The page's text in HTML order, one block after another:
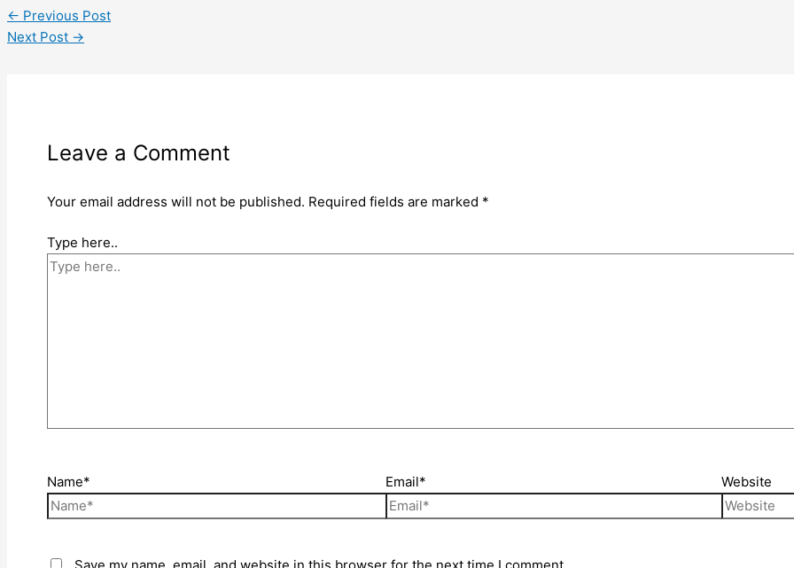
← Previous Post
Next Post →
Leave a Comment
Your email address will not be published. Required fields are marked *
Type here..
Name* Email* Website
Save my name, email, and website in this browser for the next time I comment.